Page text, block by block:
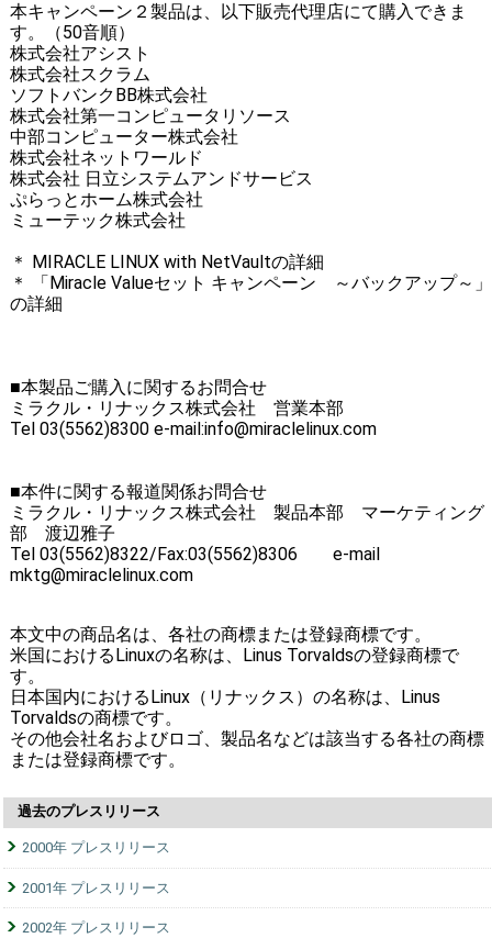
本キャンペーン２製品は、以下販売代理店にて購入できま
す。（50音順）
株式会社アシスト
株式会社スクラム
ソフトバンクBB株式会社
株式会社第一コンピュータリソース
中部コンピューター株式会社
株式会社ネットワールド
株式会社 日立システムアンドサービス
ぷらっとホーム株式会社
ミューテック株式会社
＊ MIRACLE LINUX with NetVaultの詳細
＊ 「Miracle Valueセット キャンペーン ～バックアップ～」
の詳細
■本製品ご購入に関するお問合せ
ミラクル・リナックス株式会社 営業本部
Tel 03(5562)8300 e-mail:info@miraclelinux.com
■本件に関する報道関係お問合せ
ミラクル・リナックス株式会社 製品本部 マーケティング
部 渡辺雅子
Tel 03(5562)8322/Fax:03(5562)8306 e-mail
mktg@miraclelinux.com
本文中の商品名は、各社の商標または登録商標です。
米国におけるLinuxの名称は、Linus Torvaldsの登録商標で
す。
日本国内におけるLinux（リナックス）の名称は、Linus
Torvaldsの商標です。
その他会社名およびロゴ、製品名などは該当する各社の商標
または登録商標です。
過去のプレスリリース
2000年 プレスリリース
2001年 プレスリリース
2002年 プレスリリース